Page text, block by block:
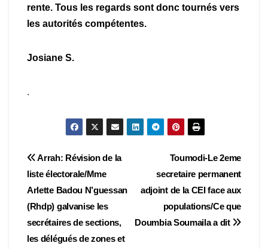
rente. Tous les regards sont donc tournés vers
les autorités compétentes.
Josiane S.
.
Navigation
de
l’article
Toumodi-Le 2eme
secretaire permanent
adjoint de la CEI face aux
populations/Ce que
Doumbia Soumaila a dit
Arrah: Révision de la
liste électorale/Mme
Arlette Badou N’guessan
(Rhdp) galvanise les
secrétaires de sections,
les délégués de zones et